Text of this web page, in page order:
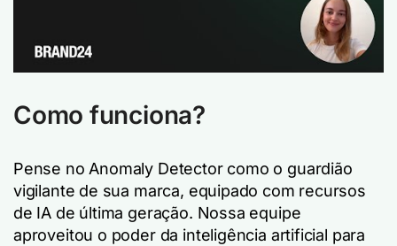
Como funciona?
Pense no Anomaly Detector como o guardião
vigilante de sua marca, equipado com recursos
de IA de última geração. Nossa equipe
aproveitou o poder da inteligência artificial para